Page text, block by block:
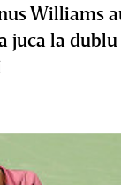
Williams
juca la